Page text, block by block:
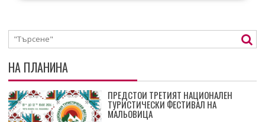
НА ПЛАНИНА
ПРЕДСТОИ ТРЕТИЯТ НАЦИОНАЛЕН
ТУРИСТИЧЕСКИ ФЕСТИВАЛ НА
МАЛЬОВИЦА